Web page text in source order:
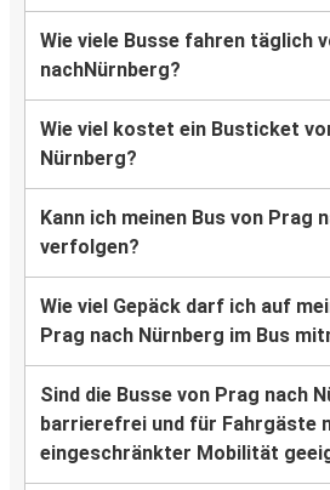
Wie viele Busse fahren täglich
nachNürnberg?
Wie viel kostet ein Busticket
Nürnberg?
Kann ich meinen Bus von Prag
verfolgen?
Wie viel Gepäck darf ich auf
Prag nach Nürnberg im Bus
Sind die Busse von Prag nach
barrierefrei und für Fahrgäste
eingeschränkter Mobilität